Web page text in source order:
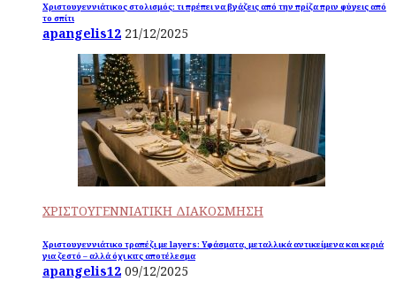
Χριστουγεννιάτικος στολισμός: τι πρέπει να βγάζεις από την πρίζα πριν φύγεις από
το σπίτι
apangelis12 21/12/2025
ΧΡΙΣΤΟΥΓΕΝΝΙΑΤΙΚΗ ΔΙΑΚΟΣΜΗΣΗ
Χριστουγεννιάτικο τραπέζι με layers: Υφάσματα, μεταλλικά αντικείμενα και κεριά
για ζεστό – αλλά όχι κιτς αποτέλεσμα
apangelis12 09/12/2025